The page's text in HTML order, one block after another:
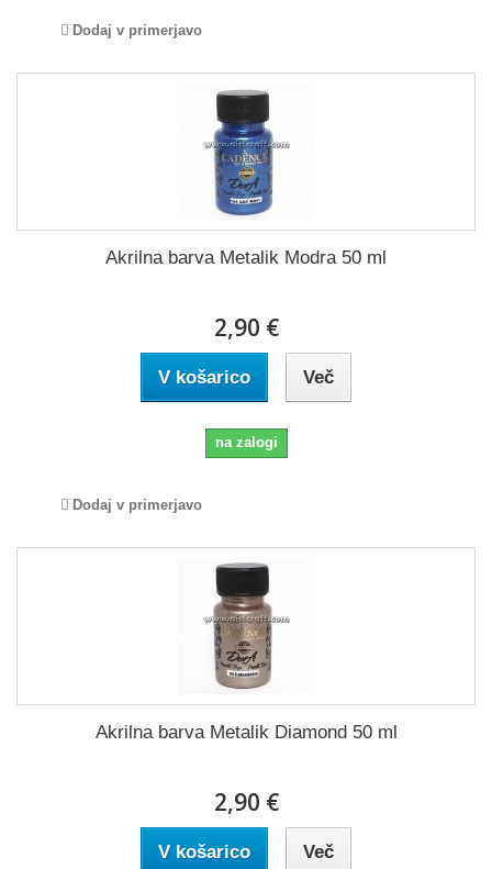
Dodaj v primerjavo
Akrilna barva Metalik Modra 50 ml
2,90 €
V košarico Več
na zalogi
Dodaj v primerjavo
Akrilna barva Metalik Diamond 50 ml
2,90 €
V košarico Več